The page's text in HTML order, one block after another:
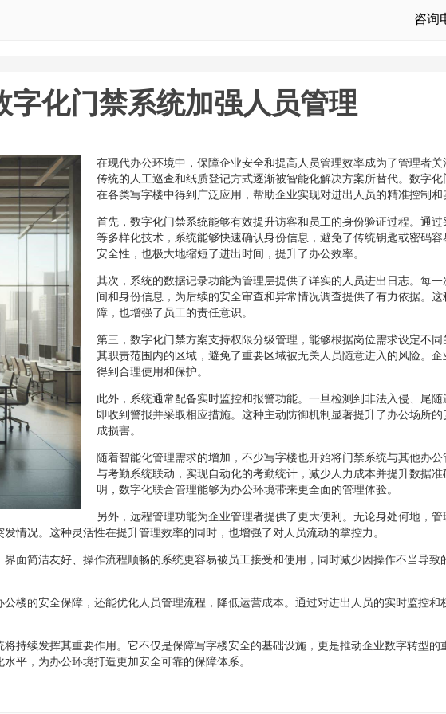
咨询
化门禁系统加强人员管理
在现代办公环境中，保障企业安全和提高人员管理效率成为了管理者
传统的人工巡查和纸质登记方式逐渐被智能化解决方案所替代。数字
在各类写字楼中得到广泛应用，帮助企业实现对进出人员的精准控制和
首先，数字化门禁系统能够有效提升访客和员工的身份验证过程。通
等多样化技术，系统能够快速确认身份信息，避免了传统钥匙或密码
安全性，也极大地缩短了进出时间，提升了办公效率。
其次，系统的数据记录功能为管理层提供了详实的人员进出日志。每
间和身份信息，为后续的安全审查和异常情况调查提供了有力依据。
障，也增强了员工的责任意识。
第三，数字化门禁方案支持权限分级管理，能够根据岗位需求设定不
其职责范围内的区域，避免了重要区域被无关人员随意进入的风险。
得到合理使用和保护。
此外，系统通常配备实时监控和报警功能。一旦检测到非法入侵、尾
即收到警报并采取相应措施。这种主动防御机制显著提升了办公场所
成损害。
随着智能化管理需求的增加，不少写字楼也开始将门禁系统与其他办
与考勤系统联动，实现自动化的考勤统计，减少人力成本并提升数据
明，数字化联合管理能够为办公环境带来更全面的管理体验。
另外，远程管理功能为企业管理者提供了更大便利。无论身处何地，
情况。这种灵活性在提升管理效率的同时，也增强了对人员流动的掌控力。
面简洁友好、操作流程顺畅的系统更容易被员工接受和使用，同时减少因操作不当导
楼的安全保障，还能优化人员管理流程，降低运营成本。通过对进出人员的实时监控
持续发挥其重要作用。它不仅是保障写字楼安全的基础设施，更是推动企业数字转型
平，为办公环境打造更加安全可靠的保障体系。